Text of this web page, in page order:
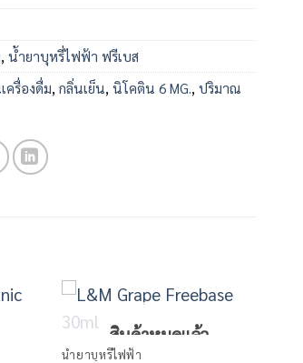
, น้ำยาบุหรี่ไฟฟ้า ฟรีเบส
ครื่องดื่ม, กลิ่นเย็น, นิโคติน 6 MG., ปริมาณ
สินค้าหมดแล้ว
น้ำยาบุหรี่ไฟฟ้า